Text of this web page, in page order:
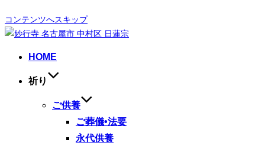
コンテンツへスキップ
HOME
祈り
ご供養
ご葬儀•法要
永代供養